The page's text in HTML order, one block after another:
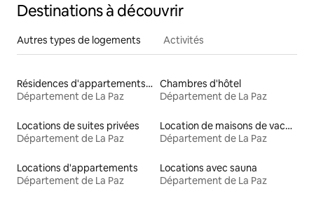
Destinations à découvrir
Autres types de logements Activités
Résidences d'appartements en location
Département de La Paz
Chambres d'hôtel
Département de La Paz
Locations de suites privées
Département de La Paz
Location de maisons de vacances
Département de La Paz
Locations d'appartements
Département de La Paz
Locations avec sauna
Département de La Paz